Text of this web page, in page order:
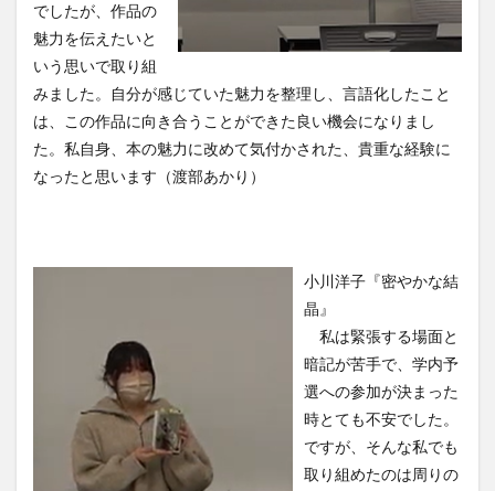
でしたが、作品の
魅力を伝えたいと
いう思いで取り組
みました。自分が感じていた魅力を整理し、言語化したこと
は、この作品に向き合うことができた良い機会になりまし
た。私自身、本の魅力に改めて気付かされた、貴重な経験に
なったと思います（渡部あかり）
小川洋子『密やかな結
晶』
私は緊張する場面と
暗記が苦手で、学内予
選への参加が決まった
時とても不安でした。
ですが、そんな私でも
取り組めたのは周りの